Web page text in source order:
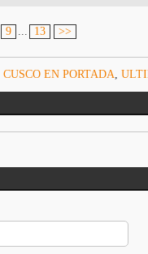
9 13 >>
CUSCO EN PORTADA